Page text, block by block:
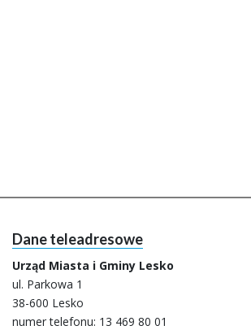
Dane teleadresowe
Urząd Miasta i Gminy Lesko
ul. Parkowa 1
38-600 Lesko
numer telefonu: 13 469 80 01